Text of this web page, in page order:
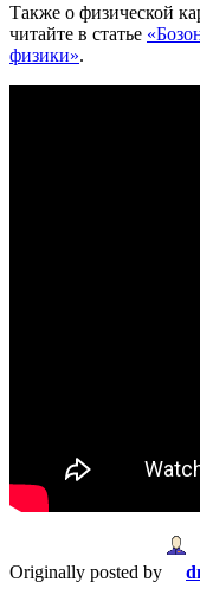
Также о физической
читайте в статье
физики».
Originally posted by